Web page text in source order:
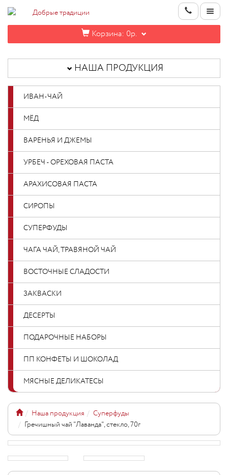
Корзина: 0р.
ИНФОРМАЦИЯ
КОНТАКТЫ
НОВИНКИ
ОПТОВИКАМ
НАША ПРОДУКЦИЯ
ИВАН-ЧАЙ
МЁД
ВАРЕНЬЯ И ДЖЕМЫ
УРБЕЧ - ОРЕХОВАЯ ПАСТА
АРАХИСОВАЯ ПАСТА
СИРОПЫ
СУПЕРФУДЫ
ЧАГА ЧАЙ, ТРАВЯНОЙ ЧАЙ
ВОСТОЧНЫЕ СЛАДОСТИ
ЗАКВАСКИ
ДЕСЕРТЫ
ПОДАРОЧНЫЕ НАБОРЫ
ПП КОНФЕТЫ И ШОКОЛАД
МЯСНЫЕ ДЕЛИКАТЕСЫ
Наша продукция
Суперфуды
Гречишный чай "Лаванда", стекло, 70г